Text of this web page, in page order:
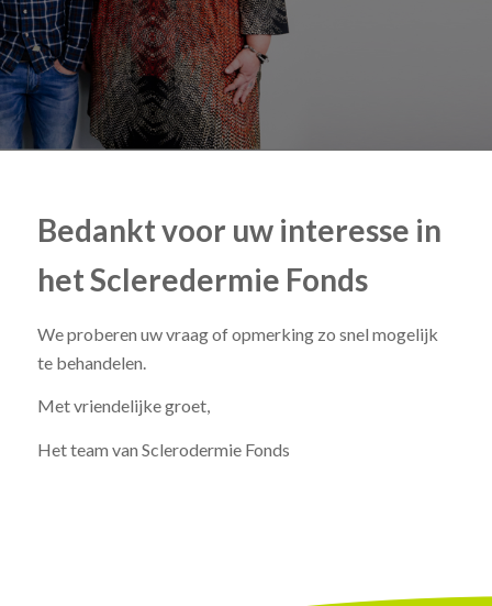
Bedankt voor uw interesse in
het Scleredermie Fonds
We proberen uw vraag of opmerking zo snel mogelijk
te behandelen.
Met vriendelijke groet,
Het team van Sclerodermie Fonds